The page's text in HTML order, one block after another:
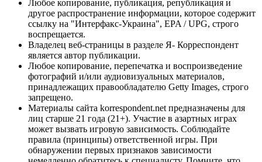
Любое копирование, публикация, републикация и
другое распространение информации, которое содержит
ссылку на "Интерфакс-Украина", EPA / UPG, строго
воспрещается.
Владелец веб-страницы в разделе Я- Корреспондент
является автор публикации.
Любое копирование, перепечатка и воспроизведение
фотографий и/или аудиовизуальных материалов,
принадлежащих правообладателю Getty Images, строго
запрещено.
Материалы сайта korrespondent.net предназначены для
лиц старше 21 года (21+). Участие в азартных играх
может вызвать игровую зависимость. Соблюдайте
правила (принципы) ответственной игры. При
обнаружении первых признаков зависимости